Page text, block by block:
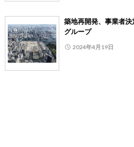
築地再開発、事業者
グループ
2024年4月19日